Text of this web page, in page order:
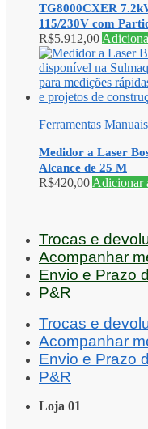
TG8000CXER
115/230V com
R$5.912,00
Ferramentas Manuais
Medidor a Laser
Alcance de 25 M
R$420,00 Adicionar
Trocas e
Acompanhar
Envio e Prazo
P&R
Trocas e
Acompanhar
Envio e Prazo
P&R
Loja 01